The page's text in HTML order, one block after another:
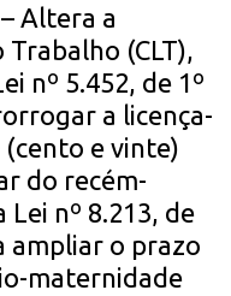
Altera a
Trabalho (CLT),
nº 5.452, de 1º
a licença-
e vinte)
do recém-
Lei nº 8.213, de
ampliar o prazo
maternidade